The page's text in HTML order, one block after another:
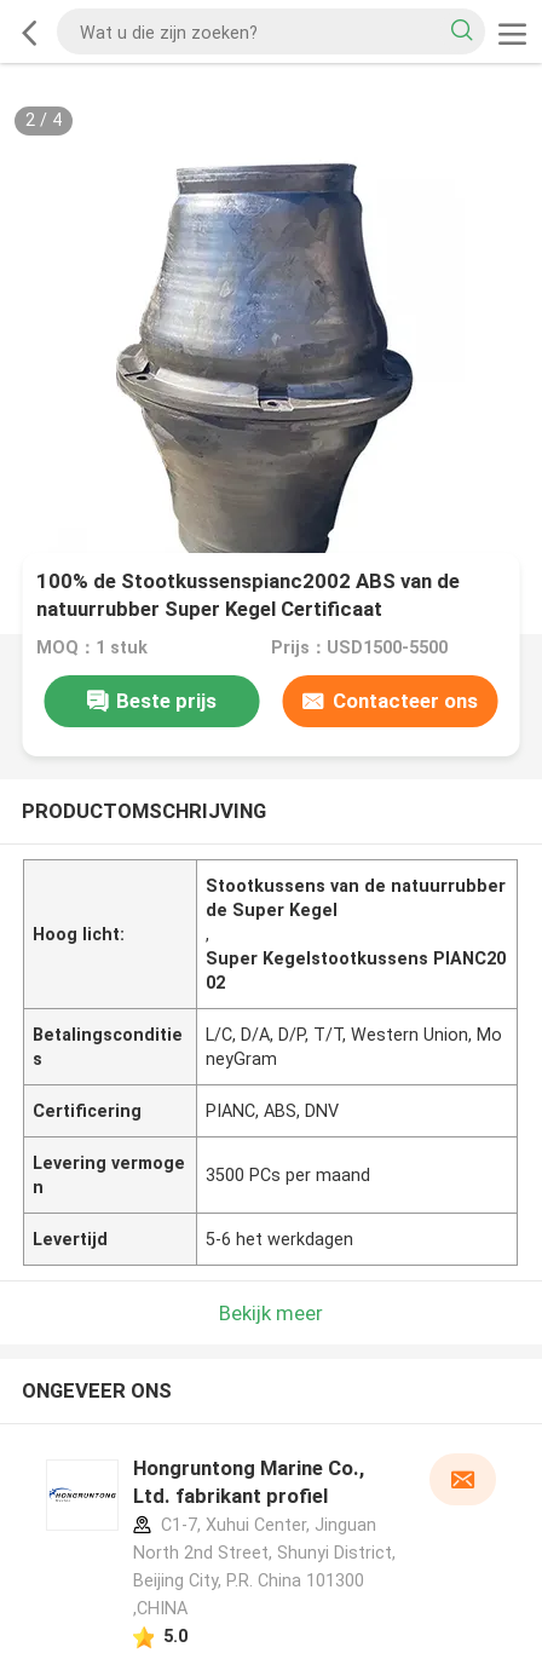
2/ 4
100% de Stootkussenspianc2002 ABS van de
natuurrubber Super Kegel Certificaat
MOQ：1 stuk Prijs：USD1500-5500
Beste prijs Contacteer ons
PRODUCTOMSCHRIJVING
Hoog licht:
Stootkussens van de natuurrubber
de Super Kegel
,
Super Kegelstootkussens PIANC20
02
Betalingsconditie
s
L/C, D/A, D/P, T/T, Western Union, Mo
neyGram
Certificering PIANC, ABS, DNV
Levering vermoge
n
3500 PCs per maand
Levertijd 5-6 het werkdagen
Bekijk meer
ONGEVEER ONS
Hongruntong Marine Co.,
Ltd. fabrikant profiel
C1-7, Xuhui Center, Jinguan
North 2nd Street, Shunyi District,
Beijing City, P.R. China 101300
,CHINA
5.0